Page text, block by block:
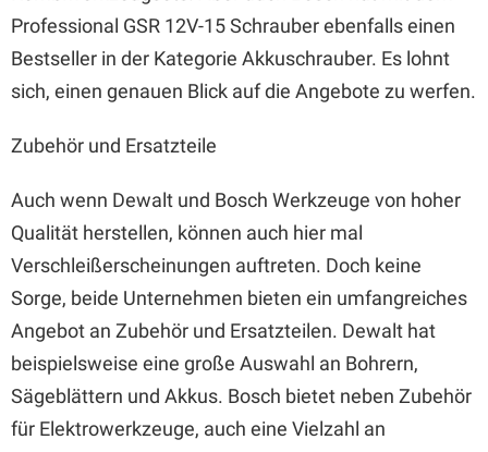
Professional GSR 12V-15 Schrauber ebenfalls einen
Bestseller in der Kategorie Akkuschrauber. Es lohnt
sich, einen genauen Blick auf die Angebote zu werfen.
Zubehör und Ersatzteile
Auch wenn Dewalt und Bosch Werkzeuge von hoher
Qualität herstellen, können auch hier mal
Verschleißerscheinungen auftreten. Doch keine
Sorge, beide Unternehmen bieten ein umfangreiches
Angebot an Zubehör und Ersatzteilen. Dewalt hat
beispielsweise eine große Auswahl an Bohrern,
Sägeblättern und Akkus. Bosch bietet neben Zubehör
für Elektrowerkzeuge, auch eine Vielzahl an